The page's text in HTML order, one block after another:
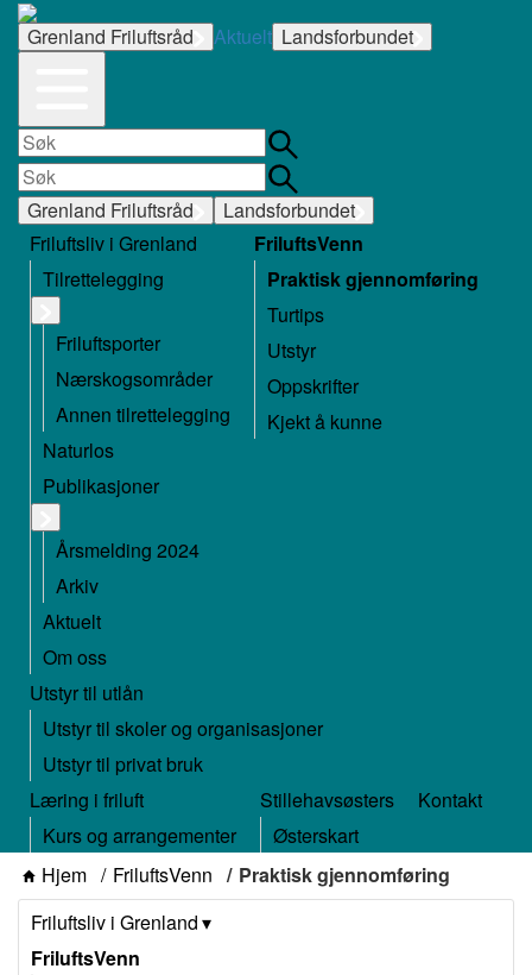
Grenland Friluftsråd Aktuelt Landsforbundet
Grenland Friluftsråd
Landsforbundet
Friluftsliv i Grenland
Tilrettelegging
Friluftsporter
Nærskogsområder
Annen tilrettelegging
Naturlos
Publikasjoner
Årsmelding 2024
Arkiv
Aktuelt
Om oss
FriluftsVenn
Praktisk gjennomføring
Turtips
Utstyr
Oppskrifter
Kjekt å kunne
Utstyr til utlån
Utstyr til skoler og organisasjoner
Utstyr til privat bruk
Læring i friluft
Kurs og arrangementer
Stillehavsøsters
Østerskart
Kontakt
Hjem FriluftsVenn
Praktisk gjennomføring
Friluftsliv i Grenland
FriluftsVenn